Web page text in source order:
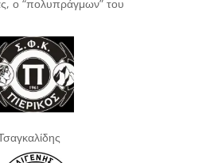
ο “πολυπράγμων” του